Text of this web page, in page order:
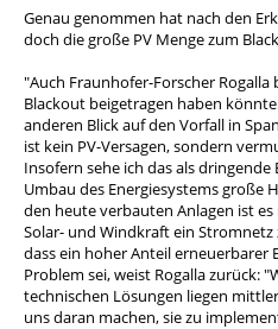
Genau genommen hat nach den
doch die große PV Menge zum
"Auch Fraunhofer-Forscher Rogalla
Blackout beigetragen haben
anderen Blick auf den Vorfall in
ist kein PV-Versagen, sondern
Insofern sehe ich das als dringende
Umbau des Energiesystems große
den heute verbauten Anlagen ist
Solar- und Windkraft ein
dass ein hoher Anteil erneuerbarer
Problem sei, weist Rogalla zurück:
technischen Lösungen liegen
uns daran machen, sie zu